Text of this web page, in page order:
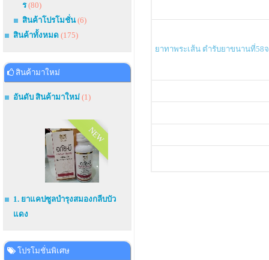
ร(80)
สินค้าโปรโมชั่น(6)
สินค้าทั้งหมด (175)
สินค้ามาใหม่
อันดับ สินค้ามาใหม่ (1)
NEW
1. ยาแคปซูลบำรุงสมองกลีบบัว
แดง
โปรโมชั่นพิเศษ
ยาทาพระเส้น ตำรับยาขนานที่